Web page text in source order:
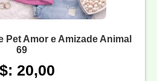
Pet Amor e Amizade Animal
69
20,00